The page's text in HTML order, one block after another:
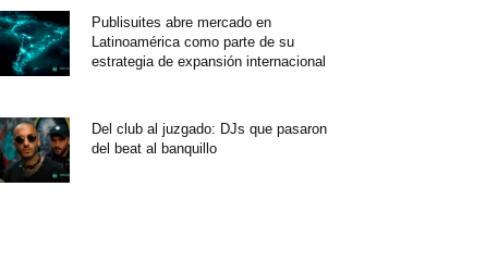
Publisuites abre mercado en
Latinoamérica como parte de su
estrategia de expansión internacional
Del club al juzgado: DJs que pasaron
del beat al banquillo